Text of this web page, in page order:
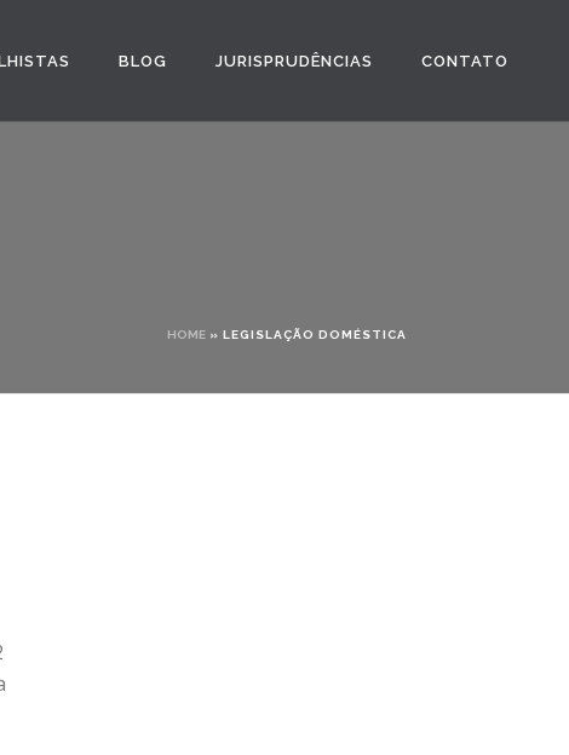
BLOG JURISPRUDÊNCIAS CONTATO
HOME » LEGISLAÇÃO DOMÉSTICA